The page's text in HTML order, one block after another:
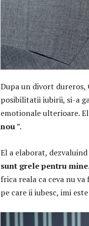
Dupa un divort dureros,
posibilitatii iubirii, si-a
emotionale ulterioare.
nou”.
El a elaborat,
sunt grele pentru
frica reala ca ceva nu
pe care ii iubesc, imi